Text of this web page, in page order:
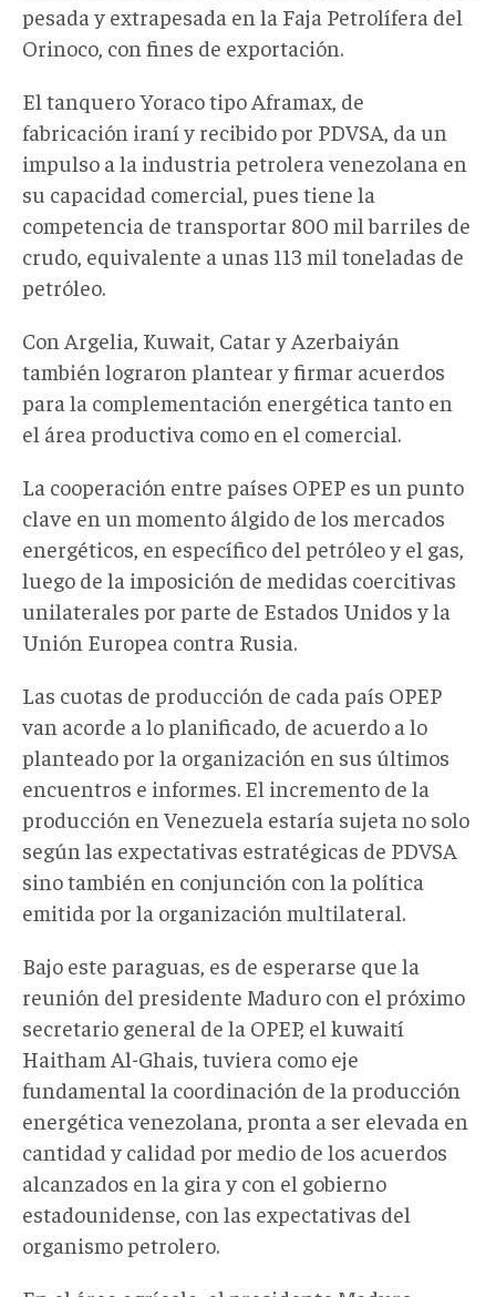
pesada y extrapesada en la Faja Petrolífera del
Orinoco, con fines de exportación.
El tanquero Yoraco tipo Aframax, de
fabricación iraní y recibido por PDVSA, da un
impulso a la industria petrolera venezolana en
su capacidad comercial, pues tiene la
competencia de transportar 800 mil barriles de
crudo, equivalente a unas 113 mil toneladas de
petróleo.
Con Argelia, Kuwait, Catar y Azerbaiyán
también lograron plantear y firmar acuerdos
para la complementación energética tanto en
el área productiva como en el comercial.
La cooperación entre países OPEP es un punto
clave en un momento álgido de los mercados
energéticos, en específico del petróleo y el gas,
luego de la imposición de medidas coercitivas
unilaterales por parte de Estados Unidos y la
Unión Europea contra Rusia.
Las cuotas de producción de cada país OPEP
van acorde a lo planificado, de acuerdo a lo
planteado por la organización en sus últimos
encuentros e informes. El incremento de la
producción en Venezuela estaría sujeta no solo
según las expectativas estratégicas de PDVSA
sino también en conjunción con la política
emitida por la organización multilateral.
Bajo este paraguas, es de esperarse que la
reunión del presidente Maduro con el próximo
secretario general de la OPEP, el kuwaití
Haitham Al-Ghais, tuviera como eje
fundamental la coordinación de la producción
energética venezolana, pronta a ser elevada en
cantidad y calidad por medio de los acuerdos
alcanzados en la gira y con el gobierno
estadounidense, con las expectativas del
organismo petrolero.